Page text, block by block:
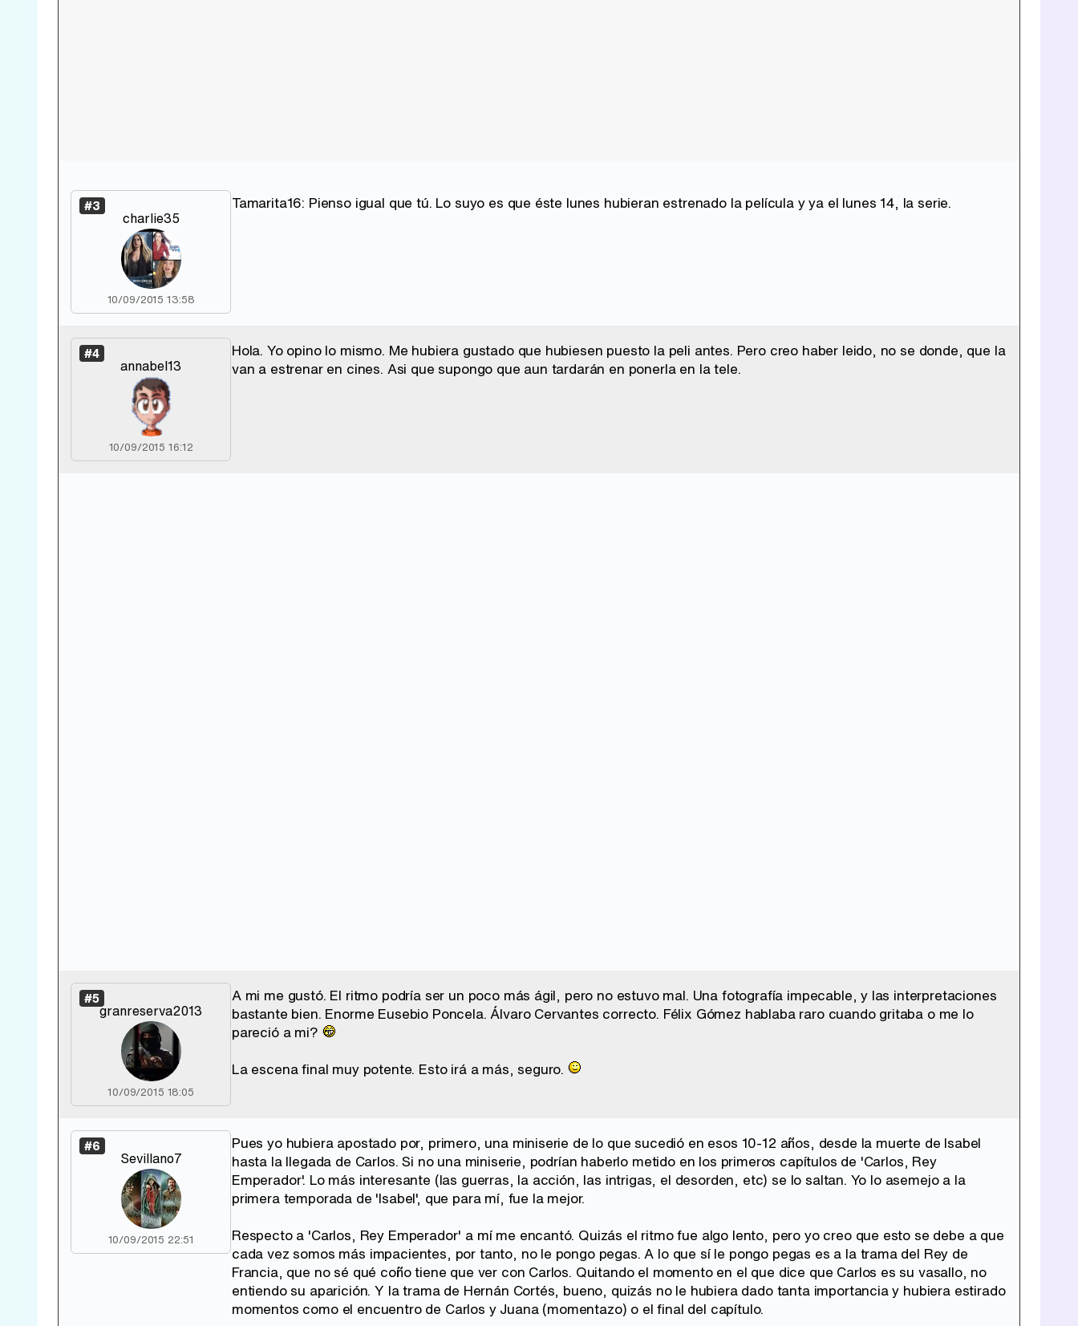
#3
charlie35
10/09/2015 13:58
Tamarita16: Pienso igual que tú. Lo suyo es que éste lunes hubieran estrenado la película y ya el lunes 14, la serie.
#4
annabel13
10/09/2015 16:12
Hola. Yo opino lo mismo. Me hubiera gustado que hubiesen puesto la peli antes. Pero creo haber leido, no se donde, que la
van a estrenar en cines. Asi que supongo que aun tardarán en ponerla en la tele.
#5
granreserva2013
10/09/2015 18:05
A mi me gustó. El ritmo podría ser un poco más ágil, pero no estuvo mal. Una fotografía impecable, y las interpretaciones
bastante bien. Enorme Eusebio Poncela. Álvaro Cervantes correcto. Félix Gómez hablaba raro cuando gritaba o me lo
pareció a mi?
La escena final muy potente. Esto irá a más, seguro.
#6
Sevillano7
10/09/2015 22:51
Pues yo hubiera apostado por, primero, una miniserie de lo que sucedió en esos 10-12 años, desde la muerte de Isabel
hasta la llegada de Carlos. Si no una miniserie, podrían haberlo metido en los primeros capítulos de 'Carlos, Rey
Emperador'. Lo más interesante (las guerras, la acción, las intrigas, el desorden, etc) se lo saltan. Yo lo asemejo a la
primera temporada de 'Isabel', que para mí, fue la mejor.
Respecto a 'Carlos, Rey Emperador' a mí me encantó. Quizás el ritmo fue algo lento, pero yo creo que esto se debe a que
cada vez somos más impacientes, por tanto, no le pongo pegas. A lo que sí le pongo pegas es a la trama del Rey de
Francia, que no sé qué coño tiene que ver con Carlos. Quitando el momento en el que dice que Carlos es su vasallo, no
entiendo su aparición. Y la trama de Hernán Cortés, bueno, quizás no le hubiera dado tanta importancia y hubiera estirado
momentos como el encuentro de Carlos y Juana (momentazo) o el final del capítulo.